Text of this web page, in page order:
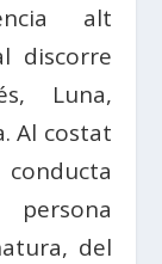
alt
discorre
Luna,
Al costat
del